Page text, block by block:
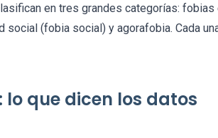
en tres grandes categorías:
(fobia social) y agorafobia. Cada
que dicen los datos